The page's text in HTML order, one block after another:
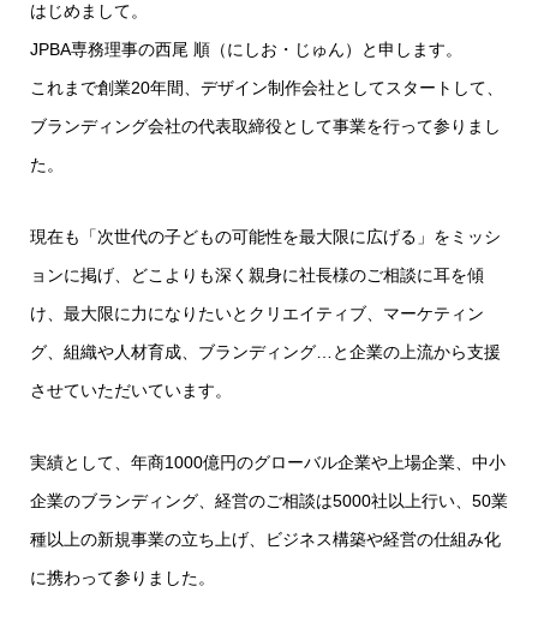
はじめまして。
JPBA専務理事の西尾 順（にしお・じゅん）と申します。
これまで創業20年間、デザイン制作会社としてスタートして、
ブランディング会社の代表取締役として事業を行って参りまし
た。
現在も「次世代の子どもの可能性を最大限に広げる」をミッシ
ョンに掲げ、どこよりも深く親身に社長様のご相談に耳を傾
け、最大限に力になりたいとクリエイティブ、マーケティン
グ、組織や人材育成、ブランディング…と企業の上流から支援
させていただいています。
実績として、年商1000億円のグローバル企業や上場企業、中小
企業のブランディング、経営のご相談は5000社以上行い、50業
種以上の新規事業の立ち上げ、ビジネス構築や経営の仕組み化
に携わって参りました。